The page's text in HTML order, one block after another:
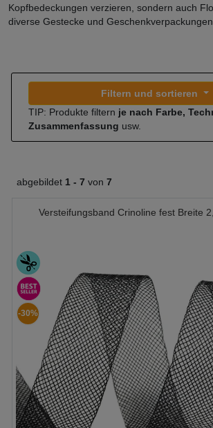
Kopfbedeckungen verzieren, sondern auch
diverse Gestecke und Geschenkverpackungen.
Filtern und sortieren
TIP: Produkte filtern je nach Farbe,
Zusammenfassung usw.
abgebildet 1 - 7 von 7
Versteifungsband Crinoline fest Breite
-30%